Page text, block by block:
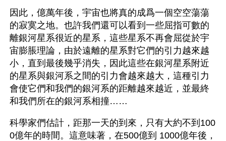
因此，億萬年後，宇宙也將真的成爲一個空空蕩蕩
的寂寞之地。也許我們還可以看到一些屈指可數的
離銀河星系很近的星系，這些星系不再會屈從於宇
宙膨脹理論，由於遠離的星系對它們的引力越來越
小，直到最後幾乎消失，因此這些在銀河星系附近
的星系與銀河系之間的引力會越來越大，這種引力
會使它們和我們的銀河系的距離越來越近，並最終
和我們所在的銀河系相撞……
科學家們估計，距那一天的到來，只有大約不到100
0億年的時間。這意味著，在500億到 1000億年後，